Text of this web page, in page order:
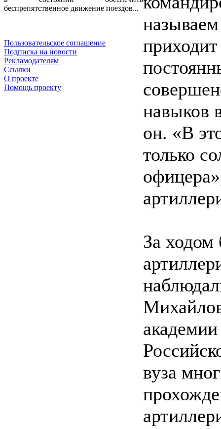
беспрепятственное движение поездов...
Пользовательское соглашение
Подписка на новости
Рекламодателям
Ссылки
О проекте
Помощь проекту
навыков
он. «В
только
За ходом
вуза